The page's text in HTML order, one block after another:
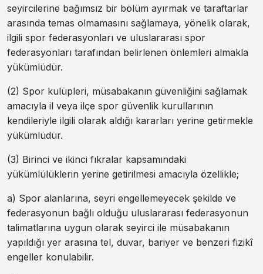
seyircilerine bağımsız bir bölüm ayırmak ve taraftarlar
arasında temas olmamasını sağlamaya, yönelik olarak,
ilgili spor federasyonları ve uluslararası spor
federasyonları tarafından belirlenen önlemleri almakla
yükümlüdür.
(2) Spor kulüpleri, müsabakanın güvenliğini sağlamak
amacıyla il veya ilçe spor güvenlik kurullarının
kendileriyle ilgili olarak aldığı kararları yerine getirmekle
yükümlüdür.
(3) Birinci ve ikinci fıkralar kapsamındaki
yükümlülüklerin yerine getirilmesi amacıyla özellikle;
a) Spor alanlarına, seyri engellemeyecek şekilde ve
federasyonun bağlı olduğu uluslararası federasyonun
talimatlarına uygun olarak seyirci ile müsabakanın
yapıldığı yer arasına tel, duvar, bariyer ve benzeri fizikî
engeller konulabilir.